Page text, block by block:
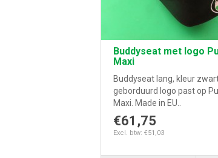
Buddyseat met logo
Maxi
Buddyseat lang, kleur
geborduurd logo past op
Maxi. Made in EU..
€61,75
Excl. btw: €51,03